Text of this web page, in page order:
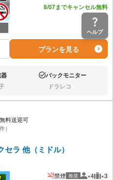
8/07までキャンセル無料
プランを見る
あり:バックモニター
なし:ドラレコ
料送迎可
）
ラ 他（ミドル）
禁煙 推奨 ×4 ×3
ヘルプ